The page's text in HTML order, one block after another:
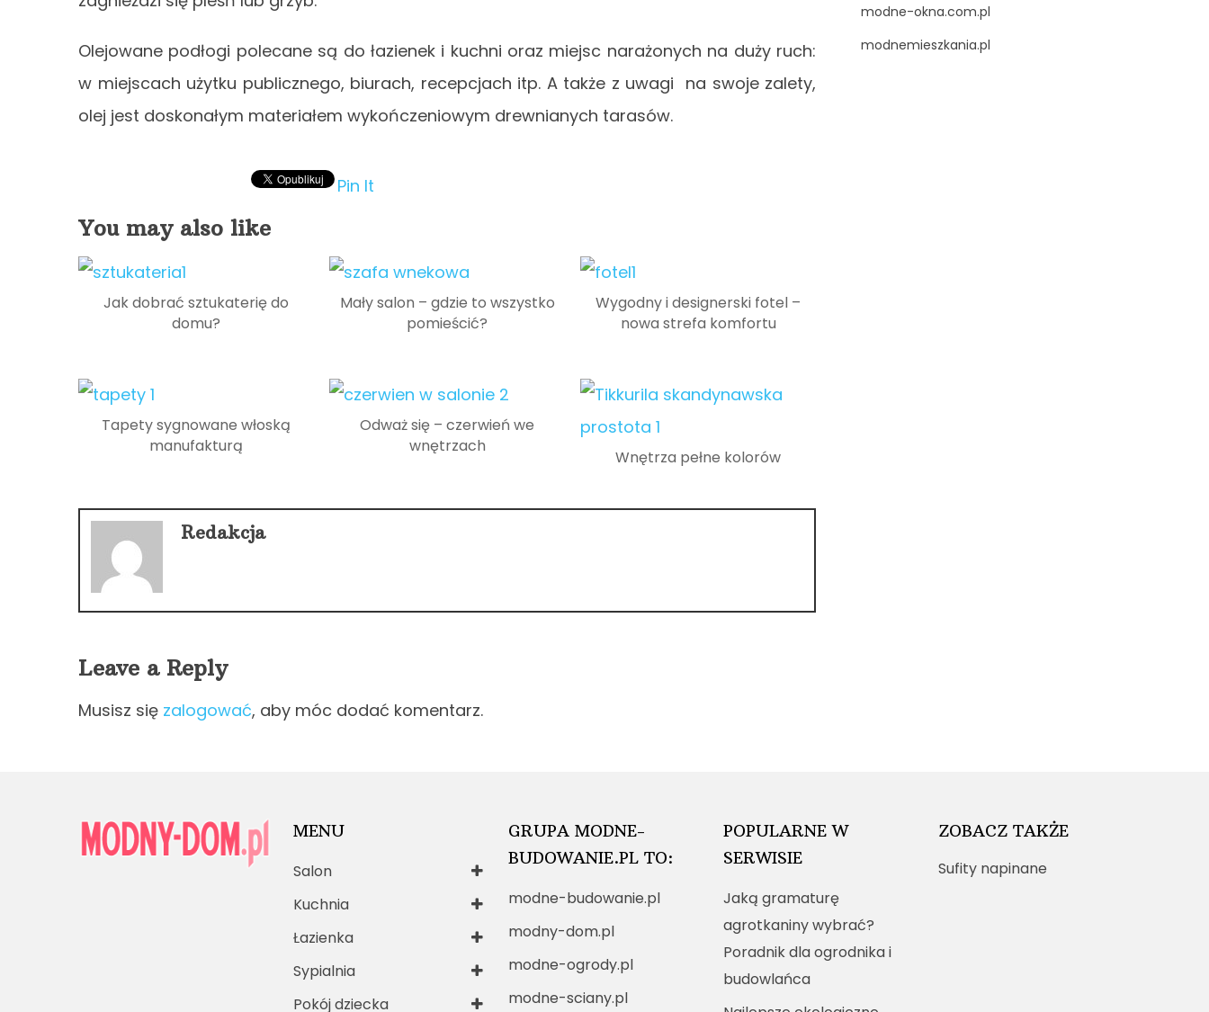
Olejowane podłogi polecane są do łazienek i kuchni oraz miejsc narażonych na duży ruch:
w miejscach użytku publicznego, biurach, recepcjach itp. A także z uwagi na swoje zalety,
olej jest doskonałym materiałem wykończeniowym drewnianych tarasów.
Pin It
You may also like
Jak dobrać sztukaterię do
domu?
Mały salon – gdzie to wszystko
pomieścić?
Wygodny i designerski fotel –
nowa strefa komfortu
Tapety sygnowane włoską
manufakturą
Odważ się – czerwień we
wnętrzach
Wnętrza pełne kolorów
Redakcja
Leave a Reply
Musisz się zalogować, aby móc dodać komentarz.
modne-okna.com.pl
modnemieszkania.pl
MENU
Salon
Kuchnia
Łazienka
Sypialnia
Pokój dziecka
GRUPA MODNE-
BUDOWANIE.PL TO:
modne-budowanie.pl
modny-dom.pl
modne-ogrody.pl
modne-sciany.pl
POPULARNE W
SERWISIE
Jaką gramaturę
agrotkaniny wybrać?
Poradnik dla ogrodnika i
budowlańca
ZOBACZ TAKŻE
Sufity napinane